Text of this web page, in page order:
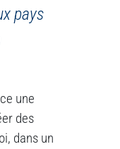
pays
une
des
dans un